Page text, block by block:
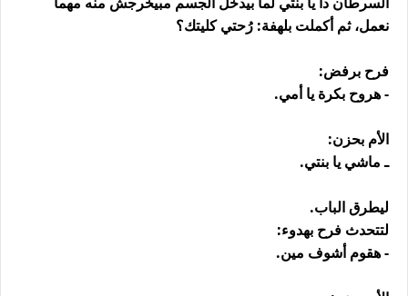
نعمل، ثم أكملت بلهفة: رُحتي كليتك؟
فرح برفض:
- هروح بكرة يا أمي.
الأم بحزن:
ـ ماشي يا بنتي.
ليطرق الباب.
لتتحدث فرح بهدوء:
- هقوم أشوف مين.